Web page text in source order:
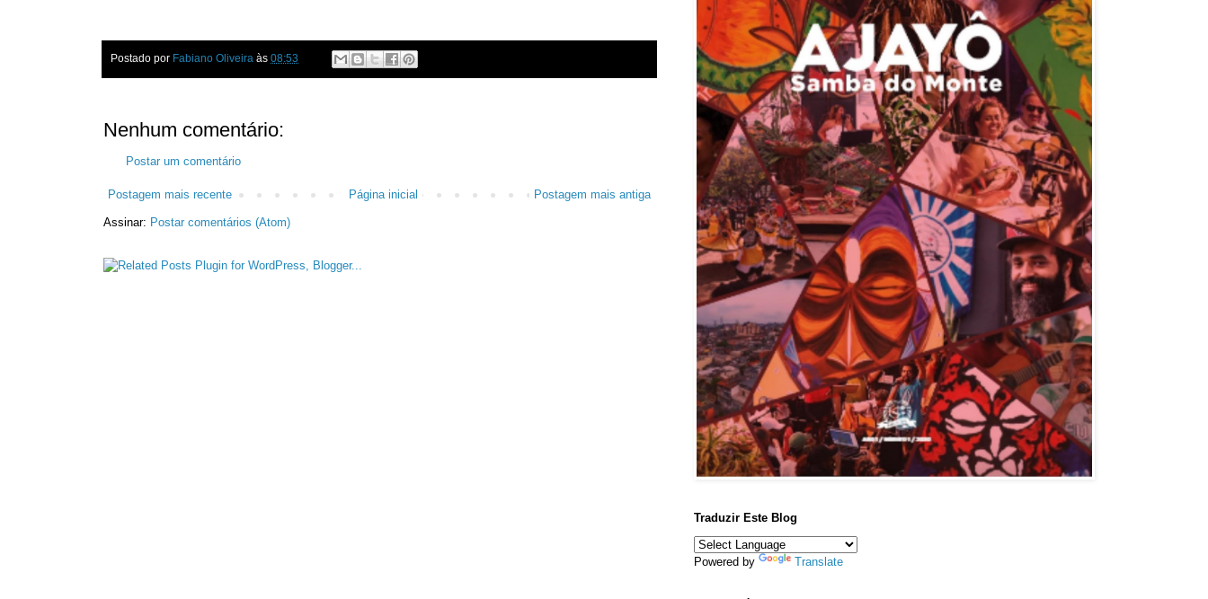
Postado por Fabiano Oliveira às 08:53
Nenhum comentário:
Postar um comentário
Postagem mais recente Postagem mais antiga
Página inicial
Assinar: Postar comentários (Atom)
Traduzir Este Blog
Powered by Translate